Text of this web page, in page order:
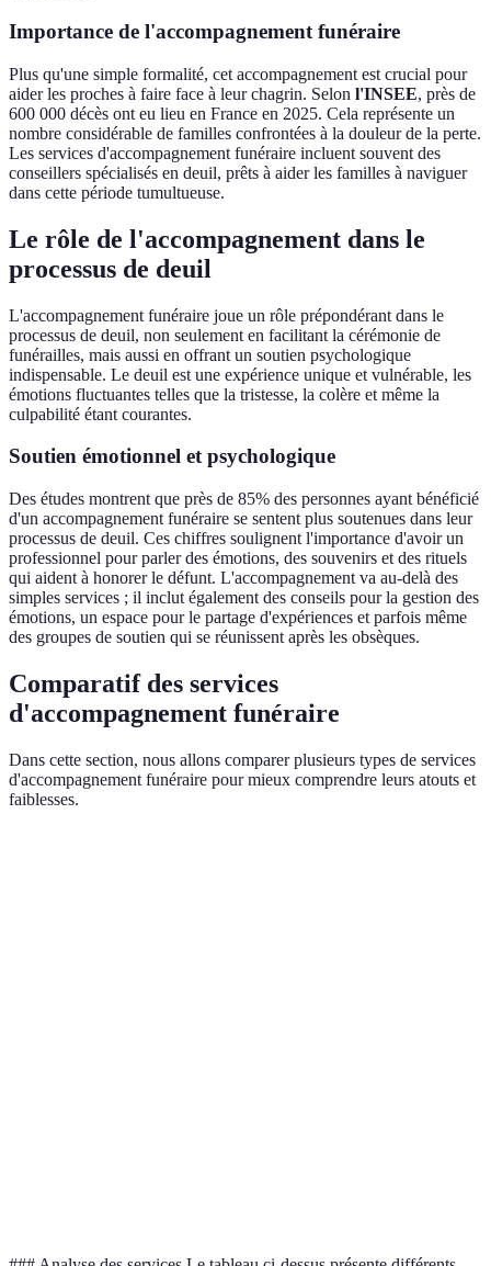
Importance de l'accompagnement funéraire
Plus qu'une simple formalité, cet accompagnement est crucial pour
aider les proches à faire face à leur chagrin. Selon l'INSEE, près de
600 000 décès ont eu lieu en France en 2025. Cela représente un
nombre considérable de familles confrontées à la douleur de la perte.
Les services d'accompagnement funéraire incluent souvent des
conseillers spécialisés en deuil, prêts à aider les familles à naviguer
dans cette période tumultueuse.
Le rôle de l'accompagnement dans le
processus de deuil
L'accompagnement funéraire joue un rôle prépondérant dans le
processus de deuil, non seulement en facilitant la cérémonie de
funérailles, mais aussi en offrant un soutien psychologique
indispensable. Le deuil est une expérience unique et vulnérable, les
émotions fluctuantes telles que la tristesse, la colère et même la
culpabilité étant courantes.
Soutien émotionnel et psychologique
Des études montrent que près de 85% des personnes ayant bénéficié
d'un accompagnement funéraire se sentent plus soutenues dans leur
processus de deuil. Ces chiffres soulignent l'importance d'avoir un
professionnel pour parler des émotions, des souvenirs et des rituels
qui aident à honorer le défunt. L'accompagnement va au-delà des
simples services ; il inclut également des conseils pour la gestion des
émotions, un espace pour le partage d'expériences et parfois même
des groupes de soutien qui se réunissent après les obsèques.
Comparatif des services
d'accompagnement funéraire
Dans cette section, nous allons comparer plusieurs types de services
d'accompagnement funéraire pour mieux comprendre leurs atouts et
faiblesses.